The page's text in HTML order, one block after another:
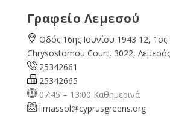
Γραφείο Λεμεσού
Οδός 16ης Ιουνίου 1943 12,
Chrysostomou Court, 3022, Λεμεσός
25342661
25342665
07:45 – 13:00 Καθημερινά
limassol@cyprusgreens.org